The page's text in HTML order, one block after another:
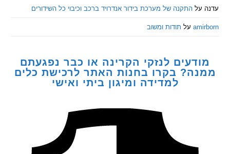
התקנה של מערכת בידור אנדרויד ברכב וכיבוי כל השידורים
עלתודות ומשוב
לנזקי הקרינה או כבר נפגעתם
בקרו בחנות האתר לרכישת כלים
למדידה ומיגון ביתי ואישי